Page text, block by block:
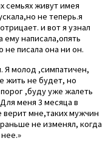
семьях живут имея
не теперь.я
и вот я узнал
ему написала,опять
не писала она ни он.
Я молод ,симпатичен,
жить не будет, но
,буду уже жалеть
меня 3 месяца в
верит мне,таких мужчин
не изменял, когда